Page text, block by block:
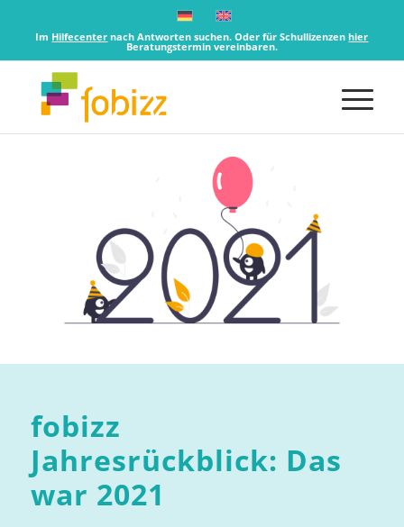
Im Hilfecenter nach Antworten suchen. Oder für Schullizenzenhier
Beratungstermin vereinbaren.
fobizz
Jahresrückblick: Das
war 2021